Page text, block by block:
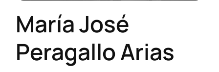
María José
Peragallo Arias